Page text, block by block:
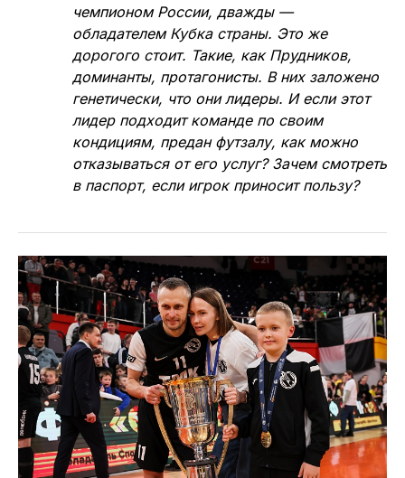
чемпионом России, дважды —
обладателем Кубка страны. Это же
дорогого стоит. Такие, как Прудников,
доминанты, протагонисты. В них заложено
генетически, что они лидеры. И если этот
лидер подходит команде по своим
кондициям, предан футзалу, как можно
отказываться от его услуг? Зачем смотреть
в паспорт, если игрок приносит пользу?